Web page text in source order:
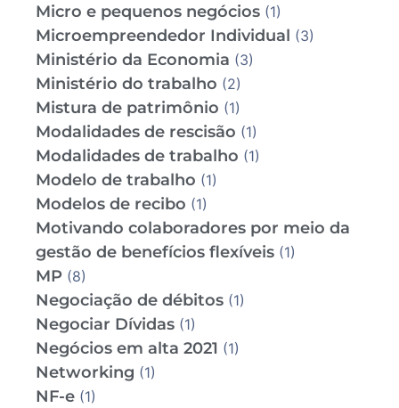
Micro e pequenos negócios (1)
Microempreendedor Individual (3)
Ministério da Economia (3)
Ministério do trabalho (2)
Mistura de patrimônio (1)
Modalidades de rescisão (1)
Modalidades de trabalho (1)
Modelo de trabalho (1)
Modelos de recibo (1)
Motivando colaboradores por meio da
gestão de benefícios flexíveis (1)
MP (8)
Negociação de débitos (1)
Negociar Dívidas (1)
Negócios em alta 2021 (1)
Networking (1)
NF-e (1)